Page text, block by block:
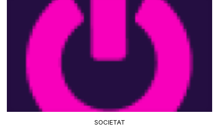
SOCIETAT